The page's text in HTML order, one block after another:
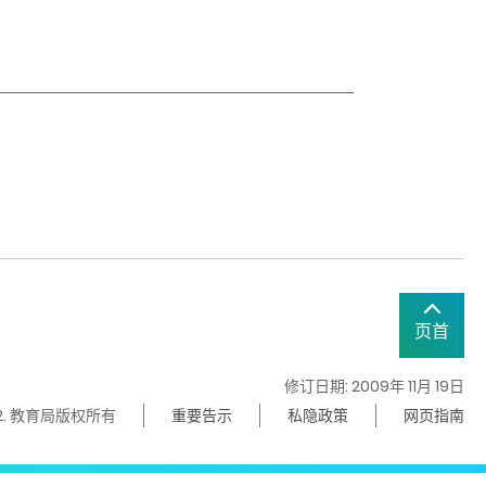
页首
修订日期: 2009年 11月 19日
教育局版权所有
重要告示 私隐政策 网页指南